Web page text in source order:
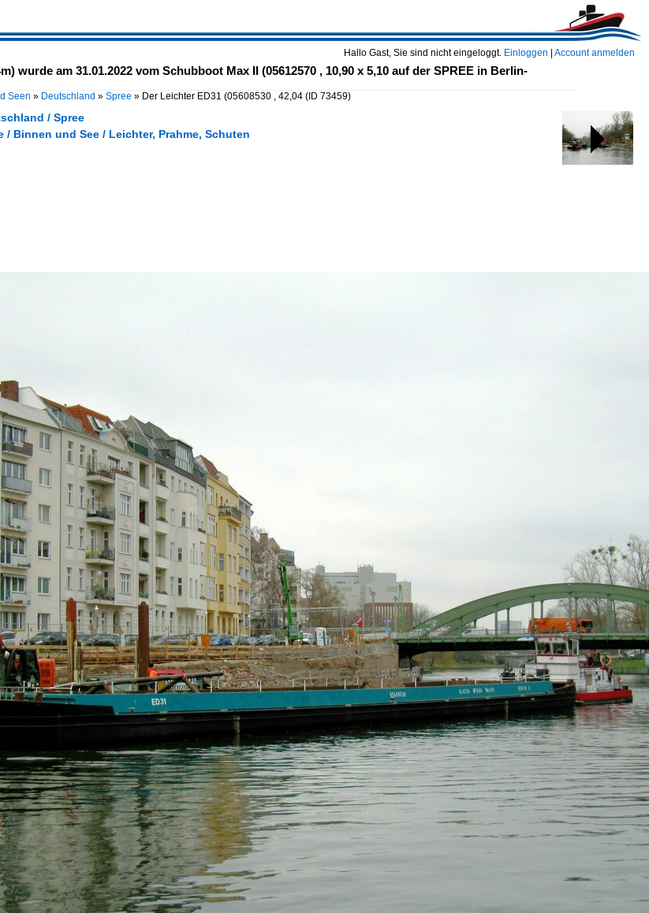
Hallo Gast, Sie sind nicht eingeloggt. Einloggen Account anmelden
wurde am 31.01.2022 vom Schubboot Max II (05612570 , 10,90 x 5,10 auf der SPREE in Berlin-
Seen » Deutschland » Spree » Der Leichter ED31 (05608530 , 42,04 (ID 73459)
/ Spree
/ Binnen und See / Leichter, Prahme, Schuten